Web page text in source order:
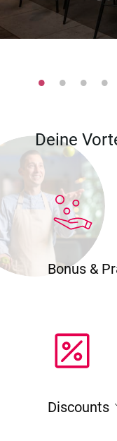
Deine
Bonus &
Discounts